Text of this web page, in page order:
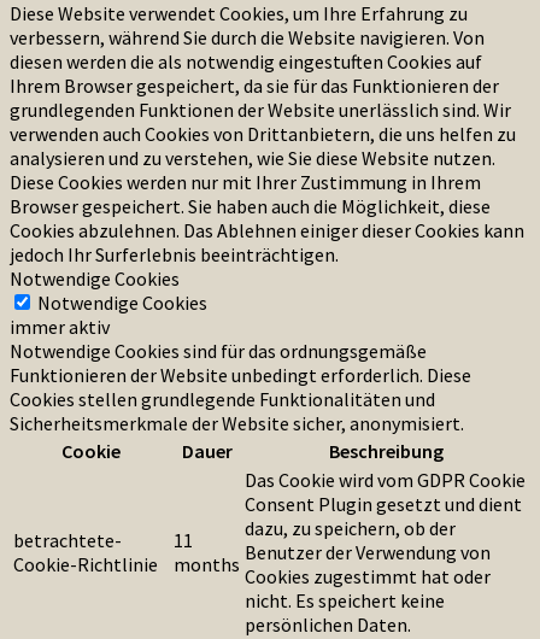
Diese Website verwendet Cookies, um Ihre Erfahrung zu
verbessern, während Sie durch die Website navigieren. Von
diesen werden die als notwendig eingestuften Cookies auf
Ihrem Browser gespeichert, da sie für das Funktionieren der
grundlegenden Funktionen der Website unerlässlich sind. Wir
verwenden auch Cookies von Drittanbietern, die uns helfen zu
analysieren und zu verstehen, wie Sie diese Website nutzen.
Diese Cookies werden nur mit Ihrer Zustimmung in Ihrem
Browser gespeichert. Sie haben auch die Möglichkeit, diese
Cookies abzulehnen. Das Ablehnen einiger dieser Cookies kann
jedoch Ihr Surferlebnis beeinträchtigen.
Notwendige Cookies
Notwendige Cookies
immer aktiv
Notwendige Cookies sind für das ordnungsgemäße
Funktionieren der Website unbedingt erforderlich. Diese
Cookies stellen grundlegende Funktionalitäten und
Sicherheitsmerkmale der Website sicher, anonymisiert.
Cookie
Dauer Beschreibung
betrachtete-
Cookie-Richtlinie
11
months
Das Cookie wird vom GDPR Cookie
Consent Plugin gesetzt und dient
dazu, zu speichern, ob der
Benutzer der Verwendung von
Cookies zugestimmt hat oder
nicht. Es speichert keine
persönlichen Daten.